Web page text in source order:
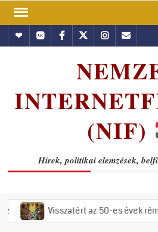
Skip
contentHundubVkontakte
Facebook
TwitterInstagram
Email
(NIF)
Hírek, politikai elemzések,
az 50-es évek rémuralma: